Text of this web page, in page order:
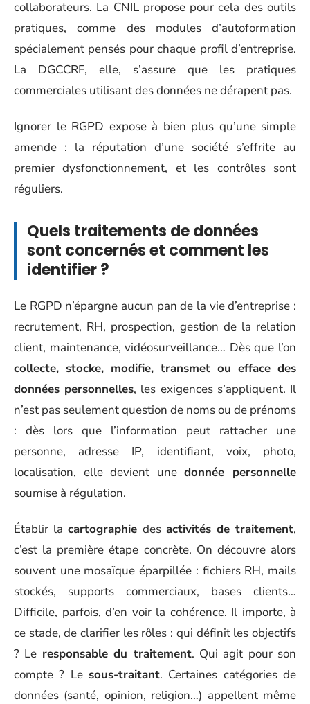
collaborateurs. La CNIL propose pour cela des outils
pratiques, comme des modules d’autoformation
spécialement pensés pour chaque profil d’entreprise.
La DGCCRF, elle, s’assure que les pratiques
commerciales utilisant des données ne dérapent pas.
Ignorer le RGPD expose à bien plus qu’une simple
amende : la réputation d’une société s’effrite au
premier dysfonctionnement, et les contrôles sont
réguliers.
Quels traitements de données
sont concernés et comment les
identifier ?
Le RGPD n’épargne aucun pan de la vie d’entreprise :
recrutement, RH, prospection, gestion de la relation
client, maintenance, vidéosurveillance… Dès que l’on
collecte, stocke, modifie, transmet ou efface des
données personnelles, les exigences s’appliquent. Il
n’est pas seulement question de noms ou de prénoms
: dès lors que l’information peut rattacher une
personne, adresse IP, identifiant, voix, photo,
localisation, elle devient unedonnée personnelle
soumise à régulation.
Établir lacartographie des activités de traitement,
c’est la première étape concrète. On découvre alors
souvent une mosaïque éparpillée : fichiers RH, mails
stockés, supports commerciaux, bases clients…
Difficile, parfois, d’en voir la cohérence. Il importe, à
ce stade, de clarifier les rôles : qui définit les objectifs
? Le responsable du traitement. Qui agit pour son
compte ? Le sous-traitant. Certaines catégories de
données (santé, opinion, religion…) appellent même